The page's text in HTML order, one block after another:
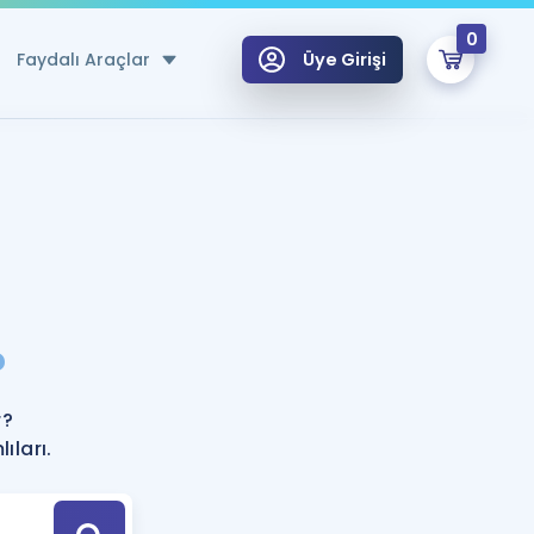
Faydalı Araçlar
Hesaplama Aracı
için Öneriler
Tek Takvimde
Üye Girişi
0
Hoca ile seni sınava hazırlayacak onlarca eğitim seni bekliyor!